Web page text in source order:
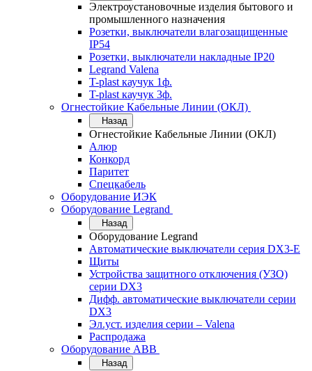
Электроустановочные изделия бытового и
промышленного назначения
Розетки, выключатели влагозащищенные
IP54
Розетки, выключатели накладные IP20
Legrand Valena
T-plast каучук 1ф.
T-plast каучук 3ф.
Огнестойкие Кабельные Линии (ОКЛ)
Назад
Огнестойкие Кабельные Линии (ОКЛ)
Алюр
Конкорд
Паритет
Спецкабель
Оборудование ИЭК
Оборудование Legrand
Назад
Оборудование Legrand
Автоматические выключатели серия DX3-E
Щиты
Устройства защитного отключения (УЗО)
серии DX3
Дифф. автоматические выключатели серии
DX3
Эл.уст. изделия серии – Valena
Распродажа
Оборудование АВВ
Назад